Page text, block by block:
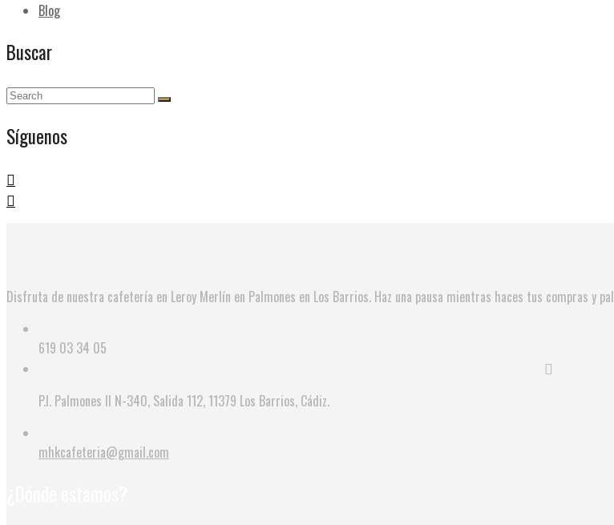
Blog
Buscar
Síguenos
Disfruta de nuestra cafetería en Leroy Merlín en Palmones en Los Barrios. Haz una pausa mientras haces tus compras y
619 03 34 05
P.I. Palmones II N-340, Salida 112, 11379 Los Barrios, Cádiz.
mhkcafeteria@gmail.com